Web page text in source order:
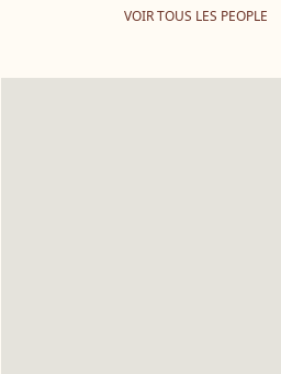
VOIR TOUS LES PEOPLE